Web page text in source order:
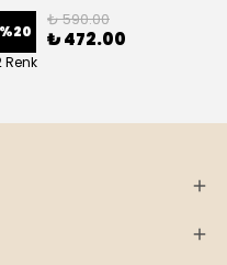
%20
₺ 590.00
₺ 472.00
Renk